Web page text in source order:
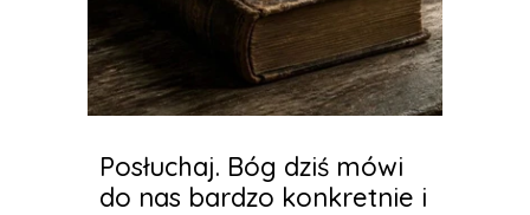
Posłuchaj. Bóg dziś mówi
do nas bardzo konkretnie i